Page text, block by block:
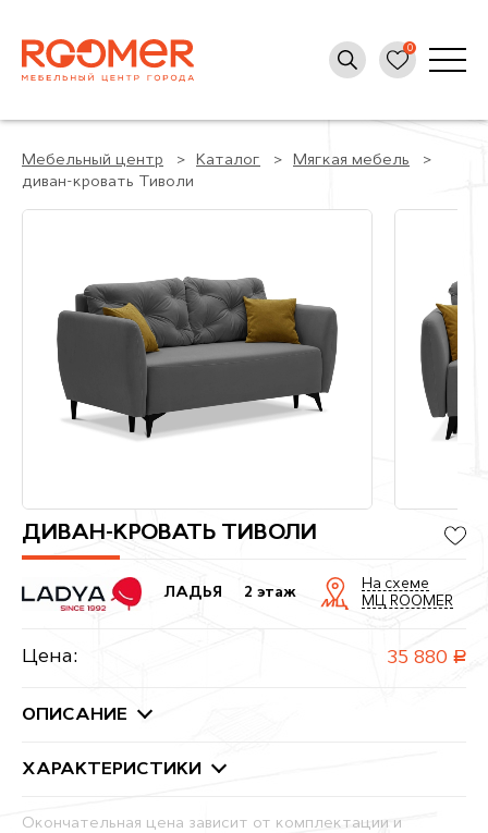
Мебельный центр Каталог
Мягкая мебель
диван-кровать Тиволи
ДИВАН-КРОВАТЬ ТИВОЛИ
ЛАДЬЯ 2 этаж
На схеме
МЦ ROOMER
Цена: 35 880 руб.
ОПИСАНИЕ
ХАРАКТЕРИСТИКИ
Окончательная цена зависит от комплектации и